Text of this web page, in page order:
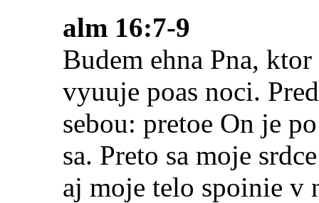
alm 16:7-9
Budem ehna Pna,
vyuuje poas noci.
sebou: pretoe On je
sa. Preto sa moje
aj moje telo spoinie v